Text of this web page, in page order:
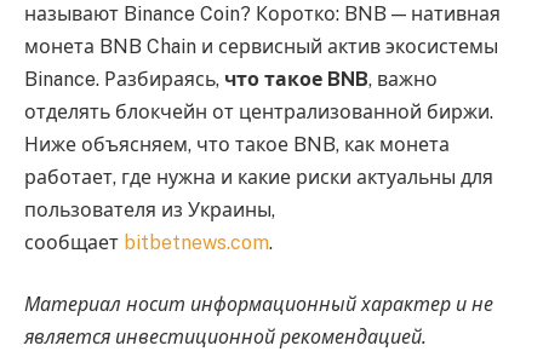
называют Binance Coin? Коротко: BNB — нативная
монета BNB Chain и сервисный актив экосистемы
Binance. Разбираясь, что такое BNB, важно
отделять блокчейн от централизованной биржи.
Ниже объясняем, что такое BNB, как монета
работает, где нужна и какие риски актуальны для
пользователя из Украины,
сообщает bitbetnews.com.
Материал носит информационный характер и не
является инвестиционной рекомендацией.